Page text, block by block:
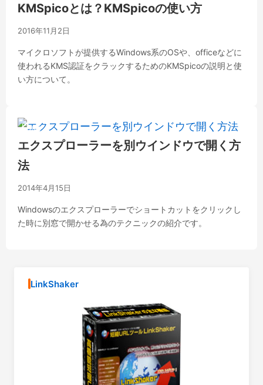
KMSpicoとは？KMSpicoの使い方
2016年11月2日
マイクロソフトが提供するWindows系のOSや、officeなどに
使われるKMS認証をクラックするためのKMSpicoの説明と使
い方について。
小技
エクスプローラーを別ウインドウで開く方
法
2014年4月15日
Windowsのエクスプローラーでショートカットをクリックし
た時に別窓で開かせる為のテクニックの紹介です。
LinkShaker